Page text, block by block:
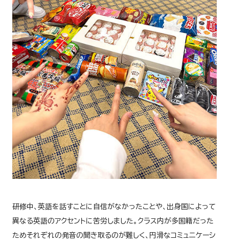
研修中、英語を話すことに自信がなかったことや、出身国によって
異なる英語のアクセントに苦労しました。クラス内が多国籍だった
ためそれぞれの発音の聞き取るのが難しく、円滑なコミュニケーシ